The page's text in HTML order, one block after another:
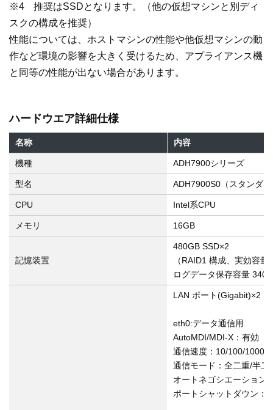
※4
推奨はSSDとなります。（他の仮想マシンと別ディ
スクの構成を推奨）
性能については、ホストマシンの性能や他仮想マシンの動
作など環境の影響を大きく受けるため、アプライアンス機
と同等の性能が出ない場合があります。
ハードウエア詳細仕様
名称 内容
機種 ADH7900シリーズ
型名 ADH7900S0（スタンダ
CPU Intel系CPU
メモリ 16GB
記憶装置
480GB SSD×2
（RAID1 構成、実効容量
ログデータ保存容量
LAN ポート(Gigabit)×2
eth0:データ通信用
AutoMDI/MDI-X：有効
通信速度：10/100/
通信モード：全二重/半二
オートネゴシエーション
ポートシャットダウン：